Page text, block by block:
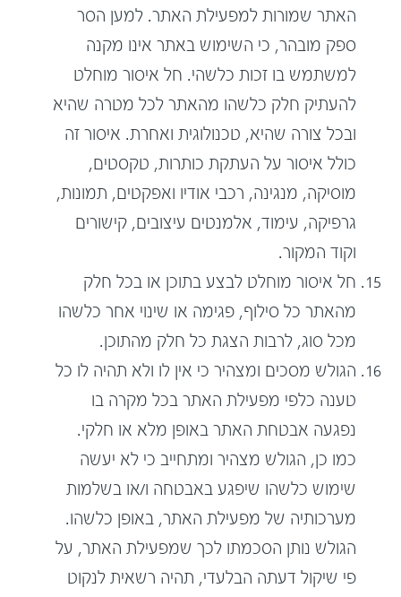
האתר שמורות למפעילת האתר. למען הסר
ספק מובהר, כי השימוש באתר אינו מקנה
למשתמש בו זכות כלשהי. חל איסור מוחלט
להעתיק חלק כלשהו מהאתר לכל מטרה שהיא
ובכל צורה שהיא, טכנולוגית ואחרת. איסור זה
כולל איסור על העתקת כותרות, טקסטים,
מוסיקה, מנגינה, רכבי אודיו ואפקטים, תמונות,
גרפיקה, עימוד, אלמנטים עיצובים, קישורים
וקוד המקור.
חל איסור מוחלט לבצע בתוכן או בכל חלק
מהאתר כל סילוף, פגימה או שינוי אחר כלשהו
מכל סוג, לרבות הצגת כל חלק מהתוכן.
הגולש מסכים ומצהיר כי אין לו ולא תהיה לו כל
טענה כלפי מפעילת האתר בכל מקרה בו
נפגעה אבטחת האתר באופן מלא או חלקי.
כמו כן, הגולש מצהיר ומתחייב כי לא יעשה
שימוש כלשהו שיפגע באבטחה ו/או בשלמות
מערכותיה של מפעילת האתר, באופן כלשהו.
הגולש נותן הסכמתו לכך שמפעילת האתר, על
פי שיקול דעתה הבלעדי, תהיה רשאית לנקוט